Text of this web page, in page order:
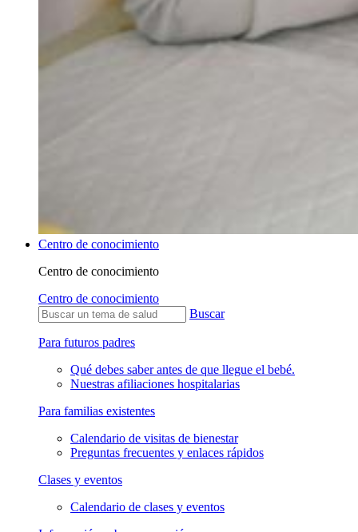
Centro de conocimiento
Centro de conocimiento
Centro de conocimiento
Buscar
Para futuros padres
Qué debes saber antes de que llegue el bebé.
Nuestras afiliaciones hospitalarias
Para familias existentes
Calendario de visitas de bienestar
Preguntas frecuentes y enlaces rápidos
Clases y eventos
Calendario de clases y eventos